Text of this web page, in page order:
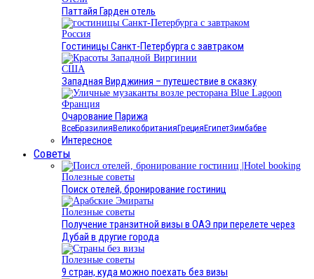
Паттайя Гарден отель
Россия
Гостиницы Санкт-Петербурга с завтраком
США
Западная Вирджиния – путешествие в сказку
Франция
Очарование Парижа
ВсеБразилияВеликобританияГрецияЕгипетЗимбабве
Интересное
Cоветы
Полезные советы
Поиск отелей, бронирование гостиниц
Полезные советы
Получение транзитной визы в ОАЭ при перелете через
Дубай в другие города
Полезные советы
9 стран, куда можно поехать без визы